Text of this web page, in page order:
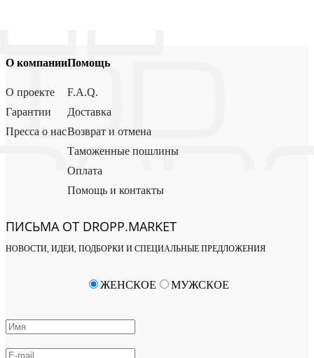
О компании
О проекте
Гарантии
Пресса о нас
Помощь
F.A.Q.
Доставка
Возврат и отмена
Таможенные пошлины
Оплата
Помощь и контакты
ПИСЬМА ОТ DROPP.MARKET
НОВОСТИ, ИДЕИ, ПОДБОРКИ И СПЕЦИАЛЬНЫЕ ПРЕДЛОЖЕНИЯ
ЖЕНСКОЕ МУЖСКОЕ